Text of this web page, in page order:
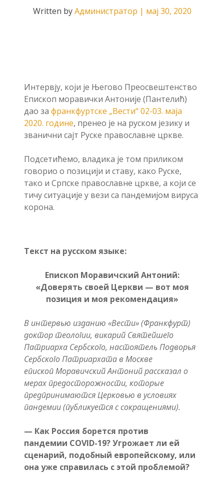
Written byАдминистратор | мај 30, 2020
Интервју, који је Његово Преосвештенство
Епископ моравички Антоније (Пантелић)
дао за франкфуртске „Вести“ 02-03. маја
2020. године, пренео је на руском језику и
званични сајт Руске православне цркве.
Подсетићемо, владика је том приликом
говорио о позицији и ставу, како Руске,
тако и Српске православне цркве, а који се
тичу ситуације у вези са пандемијом вируса
корона.
Текст на русском языке:
Епископ Моравичский Антоний:
«Доверять своей Церкви — вот моя
позиция и моя рекомендация»
В интервью изданию «Вести» (Франкфурт)
доктор теологии, викарий Святейшего
Патриарха Сербского, настоятель Подворья
Сербского Патриархата в Москве
епископ Моравичский Антоний рассказал о
мерах предосторожности, которые
предпринимаются Церковью в условиях
пандемии (публикуется с сокращениями).
— Как Россия борется против
пандемии COVID-19? Угрожает ли ей
сценарий, подобный европейскому, или
она уже справилась с этой проблемой?